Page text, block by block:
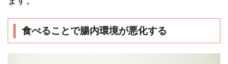
食べることで腸内環境が悪化する